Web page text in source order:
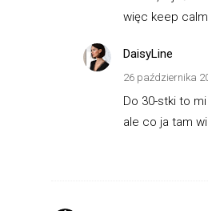
więc keep
DaisyLine
26 października
Do 30-stki to
ale co ja tam